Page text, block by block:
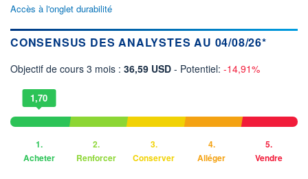
Accès à l'onglet durabilité
CONSENSUS DES ANALYSTES AU 04/08/26*
Objectif de cours 3 mois : 36,59 USD - Potentiel: -14,91%
1,70
1.
Acheter
2.
Renforcer
3.
Conserver
4.
Alléger
5.
Vendre